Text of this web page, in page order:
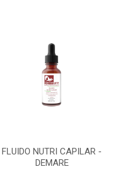
FLUIDO NUTRI CAPILAR -
DEMARE